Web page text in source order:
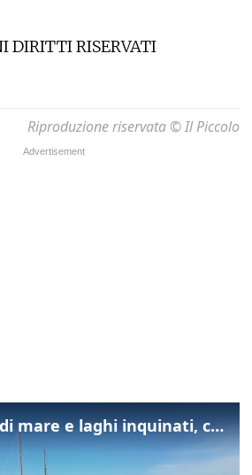
DIRITTI RISERVATI
Riproduzione riservata © Il Piccolo
In Italia il 34% di mare e laghi inquinati, colpa della maladepurazione